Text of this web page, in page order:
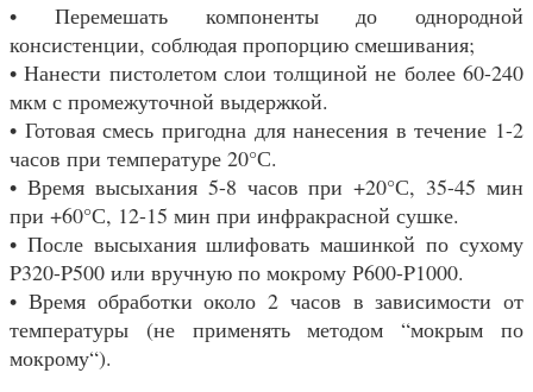
• Перемешать компоненты до однородной
консистенции, соблюдая пропорцию смешивания;
• Нанести пистолетом слои толщиной не более 60-240
мкм с промежуточной выдержкой.
• Готовая смесь пригодна для нанесения в течение 1-2
часов при температуре 20°С.
• Время высыхания 5-8 часов при +20°С, 35-45 мин
при +60°С, 12-15 мин при инфракрасной сушке.
• После высыхания шлифовать машинкой по сухому
P320-P500 или вручную по мокрому Р600-P1000.
• Время обработки около 2 часов в зависимости от
температуры (не применять методом “мокрым по
мокрому“).